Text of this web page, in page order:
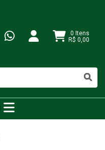
0 Itens
R$ 0,00